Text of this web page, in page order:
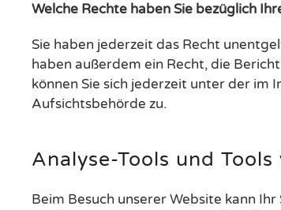
Welche Rechte haben Sie bezüglich
Sie haben jederzeit das Recht
haben außerdem ein Recht, die
können Sie sich jederzeit unter der im
Aufsichtsbehörde zu.
Analyse-Tools und
Beim Besuch unserer Website kann